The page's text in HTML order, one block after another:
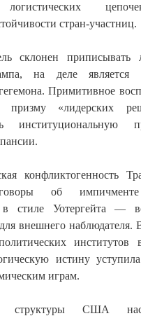
логистических
стран-участниц.
склонен приписывать
на деле является
Примитивное
призму «лидерских
институциональную
конфликтогенность
об
в стиле Уотергейта —
внешнего наблюдателя.
институтов
истину
играм.
структуры США